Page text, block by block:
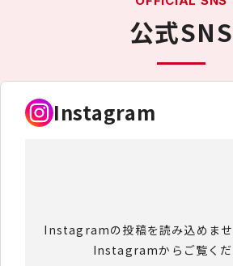
公式SNS
Instagram
Instagramの投稿を読み込めませ
Instagramからご覧くだ